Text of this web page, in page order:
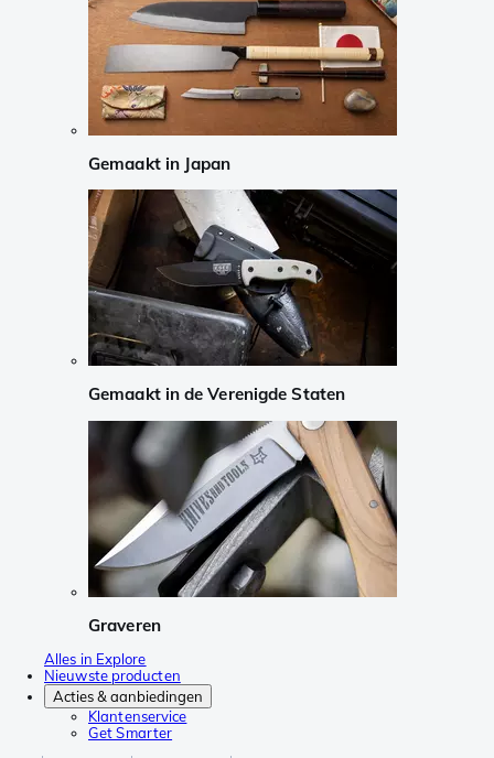
Gemaakt in Japan
Gemaakt in de Verenigde Staten
Graveren
Alles in Explore
Nieuwste producten
Acties & aanbiedingen
Klantenservice
Get Smarter